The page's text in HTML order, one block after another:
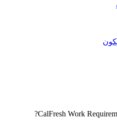
CalFresh Work